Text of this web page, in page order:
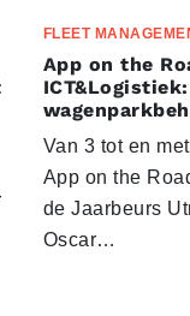
FLEET
App on the
Van 3 tot en
App on the
de Jaarbeurs
Oscar…